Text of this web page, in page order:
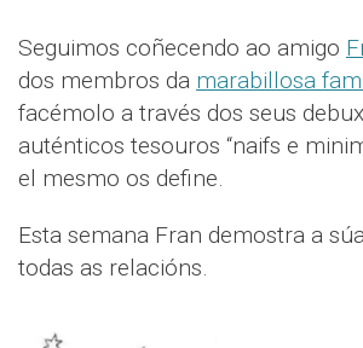
Seguimos coñecendo ao amigo
dos membros da marabillosa
facémolo a través dos seus
auténticos tesouros “naifs e
el mesmo os define.
Esta semana Fran demostra a
todas as relacións.